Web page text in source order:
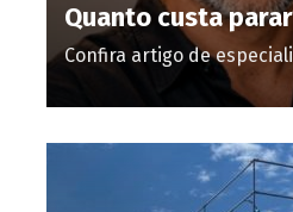
Quanto custa
Confira artigo de